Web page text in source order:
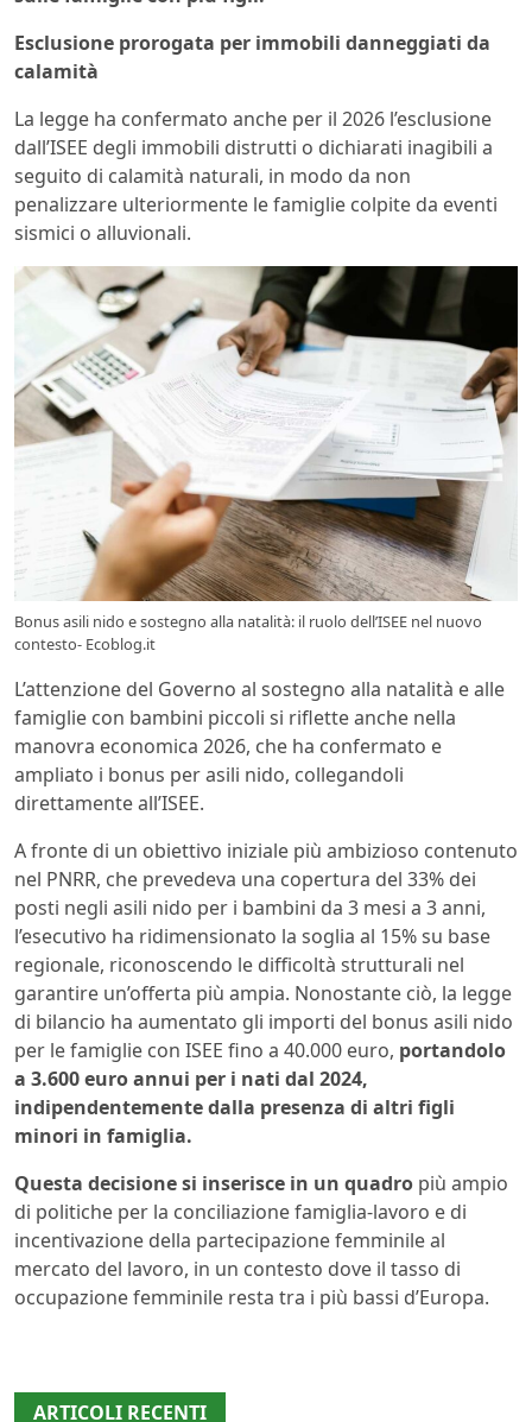
Esclusione prorogata per immobili danneggiati da
calamità
La legge ha confermato anche per il 2026 l’esclusione
dall’ISEE degli immobili distrutti o dichiarati inagibili a
seguito di calamità naturali, in modo da non
penalizzare ulteriormente le famiglie colpite da eventi
sismici o alluvionali.
Bonus asili nido e sostegno alla natalità: il ruolo dell’ISEE nel nuovo
contesto- Ecoblog.it
L’attenzione del Governo al sostegno alla natalità e alle
famiglie con bambini piccoli si riflette anche nella
manovra economica 2026, che ha confermato e
ampliato i bonus per asili nido, collegandoli
direttamente all’ISEE.
A fronte di un obiettivo iniziale più ambizioso contenuto
nel PNRR, che prevedeva una copertura del 33% dei
posti negli asili nido per i bambini da 3 mesi a 3 anni,
l’esecutivo ha ridimensionato la soglia al 15% su base
regionale, riconoscendo le difficoltà strutturali nel
garantire un’offerta più ampia. Nonostante ciò, la legge
di bilancio ha aumentato gli importi del bonus asili nido
per le famiglie con ISEE fino a 40.000 euro, portandolo
a 3.600 euro annui per i nati dal 2024,
indipendentemente dalla presenza di altri figli
minori in famiglia.
Questa decisione si inserisce in un quadro più ampio
di politiche per la conciliazione famiglia-lavoro e di
incentivazione della partecipazione femminile al
mercato del lavoro, in un contesto dove il tasso di
occupazione femminile resta tra i più bassi d’Europa.
ARTICOLI RECENTI